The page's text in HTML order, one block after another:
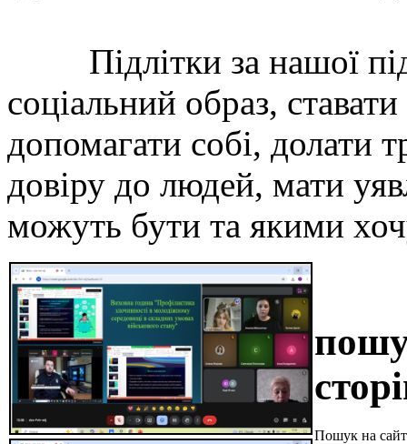
Підлітки за нашої
соціальний образ,
допомагати собі, долати
довіру до людей, мати
можуть бути та якими
Пошук на